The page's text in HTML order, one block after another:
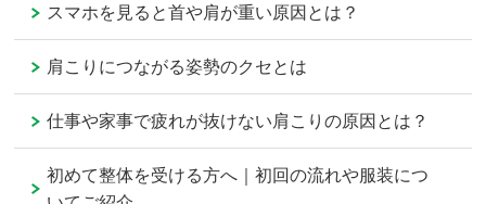
スマホを見ると首や肩が重い原因とは？
肩こりにつながる姿勢のクセとは
仕事や家事で疲れが抜けない肩こりの原因とは？
初めて整体を受ける方へ｜初回の流れや服装につ